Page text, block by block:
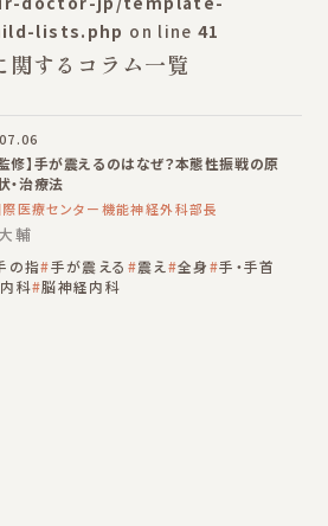
lists.php on line41
関するコラム一覧
修】手が震えるのはなぜ？本態性振戦の原
・治療法
医療センター機能神経外科部長
輔
の指 手が震える 震え 全身
手・手首
科 脳神経内科